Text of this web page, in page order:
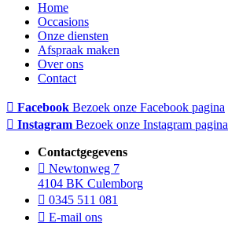
Home
Occasions
Onze diensten
Afspraak maken
Over ons
Contact
Facebook Bezoek onze Facebook pagina
Instagram Bezoek onze Instagram pagina
Contactgegevens
Newtonweg 7
4104 BK Culemborg
0345 511 081
E-mail ons